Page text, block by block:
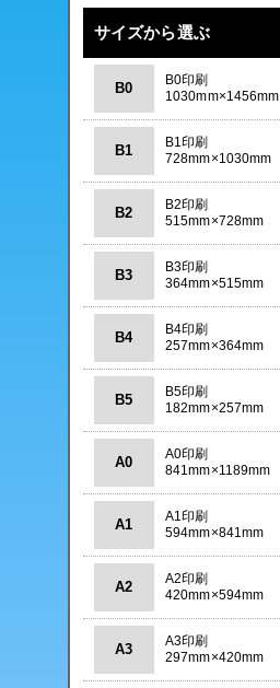
サイズから選ぶ
B0
B0印刷
1030mm×1456mm
B1
B1印刷
728mm×1030mm
B2
B2印刷
515mm×728mm
B3
B3印刷
364mm×515mm
B4
B4印刷
257mm×364mm
B5
B5印刷
182mm×257mm
A0
A0印刷
841mm×1189mm
A1
A1印刷
594mm×841mm
A2
A2印刷
420mm×594mm
A3
A3印刷
297mm×420mm